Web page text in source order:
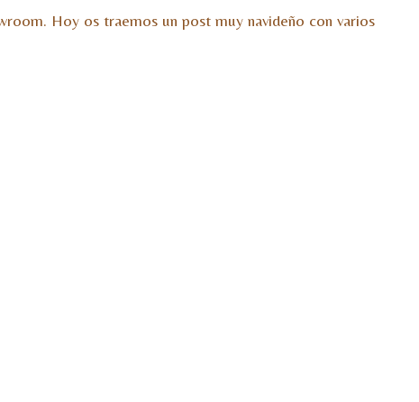
Hoy os traemos un post muy navideño con varios